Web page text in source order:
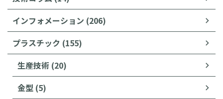
インフォメーション (206)
プラスチック (155)
生産技術 (20)
金型 (5)